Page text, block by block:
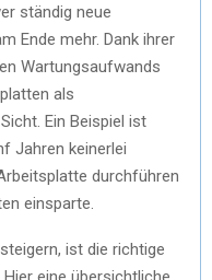
ständig neue
Ende mehr. Dank ihrer
Wartungsaufwands
als
Ein Beispiel ist
Jahren keinerlei
durchführen
einsparte.
ist die richtige